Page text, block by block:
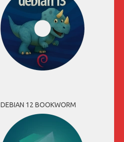
DEBIAN 12 BOOKWORM